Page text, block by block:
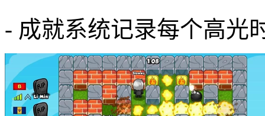
- 成就系统记录每个高光